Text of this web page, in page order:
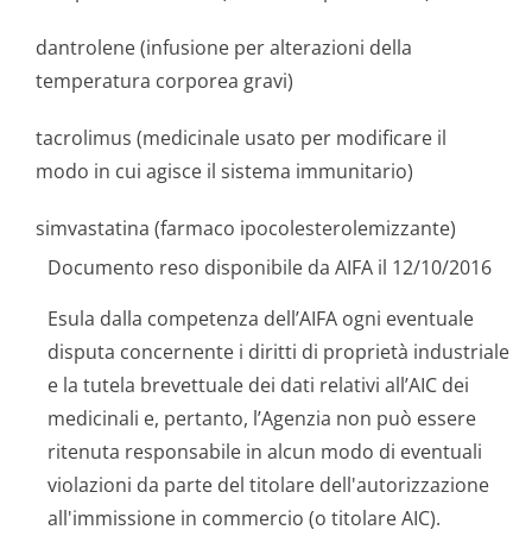
dantrolene (infusione per alterazioni della
temperatura corporea gravi)
tacrolimus (medicinale usato per modificare il
modo in cui agisce il sistema immunitario)
simvastatina (farmaco ipocolesterole­mizzante)
Documento reso disponibile da AIFA il 12/10/2016
Esula dalla competenza dell’AIFA ogni eventuale
disputa concernente i diritti di proprietà industriale
e la tutela brevettuale dei dati relativi all’AIC dei
medicinali e, pertanto, l’Agenzia non può essere
ritenuta responsabile in alcun modo di eventuali
violazioni da parte del titolare dell'autorizzazione
all'immissione in commercio (o titolare AIC).